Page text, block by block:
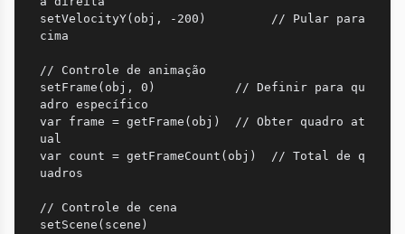
setVelocityY(obj, -200)         // Pular para
cima
// Controle de animação
setFrame(obj, 0)           // Definir para qu
adro específico
var frame = getFrame(obj)  // Obter quadro at
ual
var count = getFrameCount(obj)  // Total de q
uadros
// Controle de cena
setScene(scene)